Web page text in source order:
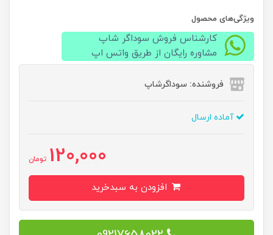
ویژگی‌های محصول
کارشناس فروش سوداگر شاپ
مشاوره رایگان از طریق واتس اپ
فروشنده: سوداگرشاپ
آماده ارسال
120,000 تومان